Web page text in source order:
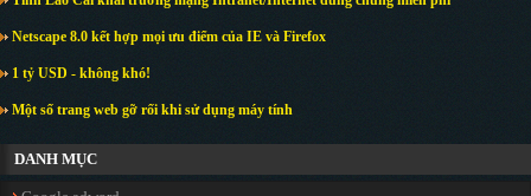
Netscape 8.0 kết hợp mọi ưu điểm của IE và Firefox
1 tỷ USD - không khó!
Một số trang web gỡ rối khi sử dụng máy tính
DANH MỤC